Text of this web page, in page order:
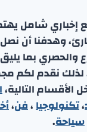
إخباري شامل
وهدفنا أن نصل
والحصري بما
لذلك نقدم لكم
الأقسام التالية،
،تكنولوجيا،فن،
سياحة.